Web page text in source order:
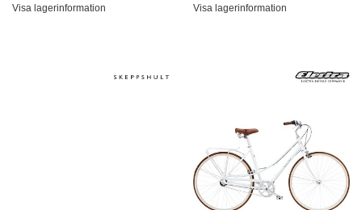
Visa lagerinformation Visa lagerinformation